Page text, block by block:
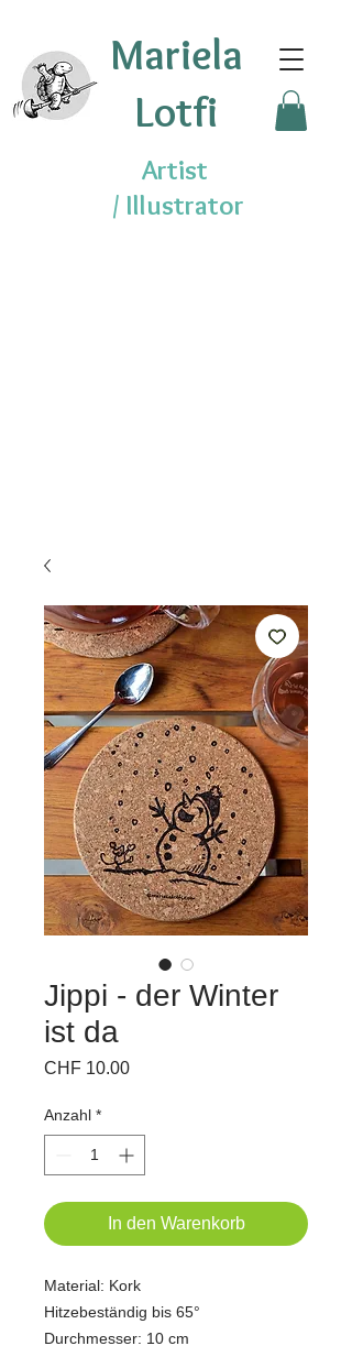
Mariela
Lotfi
Artist
/ Illustrator
Jippi - der Winter
ist da
CHF 10.00Preis
Anzahl *
In den Warenkorb
Material: Kork
Hitzebeständig bis 65°
Durchmesser: 10 cm